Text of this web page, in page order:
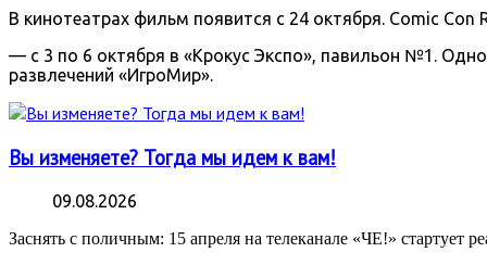
В кинотеатрах фильм появится с 24 октября. Comic
— с 3 по 6 октября в «Крокус Экспо», павильон №1.
развлечений «ИгроМир».
Вы изменяете? Тогда мы идем к вам!
09.08.2026
Заснять с поличным: 15 апреля на телеканале «ЧЕ!» стартует